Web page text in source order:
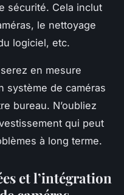
sécurité. Cela inclut
le nettoyage
logiciel, etc.
en mesure
système de caméras
bureau. N’oubliez
qui peut
à long terme.
et l’intégration